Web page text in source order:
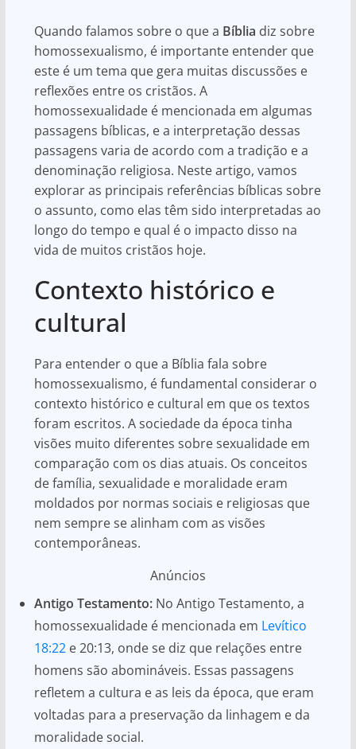
k
Quando falamos sobre o que a Bíblia diz sobre
homossexualismo, é importante entender que
este é um tema que gera muitas discussões e
reflexões entre os cristãos. A
homossexualidade é mencionada em algumas
passagens bíblicas, e a interpretação dessas
passagens varia de acordo com a tradição e a
denominação religiosa. Neste artigo, vamos
explorar as principais referências bíblicas sobre
o assunto, como elas têm sido interpretadas ao
longo do tempo e qual é o impacto disso na
vida de muitos cristãos hoje.
Contexto histórico e
cultural
Para entender o que a Bíblia fala sobre
homossexualismo, é fundamental considerar o
contexto histórico e cultural em que os textos
foram escritos. A sociedade da época tinha
visões muito diferentes sobre sexualidade em
comparação com os dias atuais. Os conceitos
de família, sexualidade e moralidade eram
moldados por normas sociais e religiosas que
nem sempre se alinham com as visões
contemporâneas.
Anúncios
Antigo Testamento:No Antigo Testamento, a
homossexualidade é mencionada em Levítico
18:22e 20:13, onde se diz que relações entre
homens são abomináveis. Essas passagens
refletem a cultura e as leis da época, que eram
voltadas para a preservação da linhagem e da
moralidade social.